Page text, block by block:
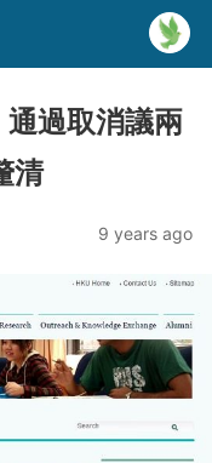
過取消議兩
清
9 years ago